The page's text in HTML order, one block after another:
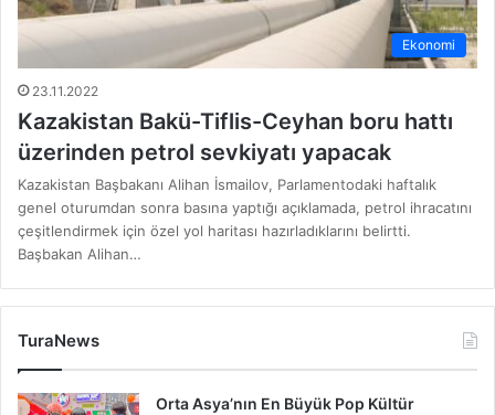
Ekonomi
23.11.2022
Kazakistan Bakü-Tiflis-Ceyhan boru hattı
üzerinden petrol sevkiyatı yapacak
Kazakistan Başbakanı Alihan İsmailov, Parlamentodaki haftalık
genel oturumdan sonra basına yaptığı açıklamada, petrol ihracatını
çeşitlendirmek için özel yol haritası hazırladıklarını belirtti.
Başbakan Alihan…
TuraNews
Orta Asya’nın En Büyük Pop Kültür